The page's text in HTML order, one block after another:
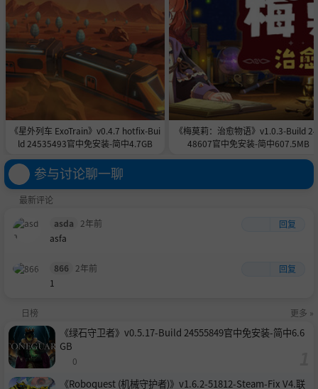
需要 UPlay 帐户
《星外列车 ExoTrain》v0.4.7 hotfix-Bui
ld 24535493官中免安装-简中4.7GB
《梅莫莉：治愈物语》v1.0.3-Build
48607官中免安装-简中607.5MB
参与讨论聊一聊
最新评论
asda
2年前
回复
asfa
866 2年前
回复
1
日榜 更多 »
《绿石守卫者》v0.5.17-Build 24555849官中免安装-简中6.6
GB
0
《Roboquest (机械守护者)》v1.6.2-51812-Steam-Fix V4.联